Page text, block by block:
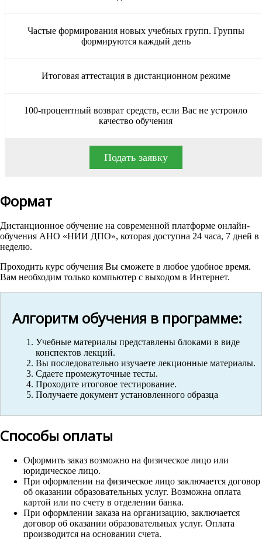
Частые формирования новых учебных групп. Группы
формируются каждый день
Итоговая аттестация в дистанционном режиме
100-процентный возврат средств, если Вас не устроило
качество обучения
Подать заявку
Формат
Дистанционное обучение на современной платформе онлайн-
обучения АНО «НИИ ДПО», которая доступна 24 часа, 7 дней в
неделю.
Проходить курс обучения Вы сможете в любое удобное время.
Вам необходим только компьютер с выходом в Интернет.
Алгоритм обучения в программе:
Учебные материалы представлены блоками в виде
конспектов лекций.
Вы последовательно изучаете лекционные материалы.
Сдаете промежуточные тесты.
Проходите итоговое тестирование.
Получаете документ установленного образца
Способы оплаты
Оформить заказ возможно на физическое лицо или
юридическое лицо.
При оформлении на физическое лицо заключается договор
об оказании образовательных услуг. Возможна оплата
картой или по счету в отделении банка.
При оформлении заказа на организацию, заключается
договор об оказании образовательных услуг. Оплата
производится на основании счета.